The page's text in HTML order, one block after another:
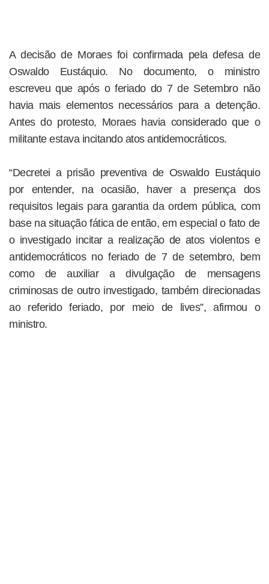
A decisão de Moraes foi confirmada pela defesa de
Oswaldo Eustáquio. No documento, o ministro
escreveu que após o feriado do 7 de Setembro não
havia mais elementos necessários para a detenção.
Antes do protesto, Moraes havia considerado que o
militante estava incitando atos antidemocráticos.
“Decretei a prisão preventiva de Oswaldo Eustáquio
por entender, na ocasião, haver a presença dos
requisitos legais para garantia da ordem pública, com
base na situação fática de então, em especial o fato de
o investigado incitar a realização de atos violentos e
antidemocráticos no feriado de 7 de setembro, bem
como de auxiliar a divulgação de mensagens
criminosas de outro investigado, também direcionadas
ao referido feriado, por meio de lives”, afirmou o
ministro.